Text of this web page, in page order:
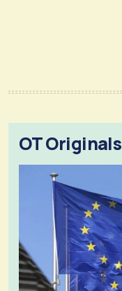
OT Originals